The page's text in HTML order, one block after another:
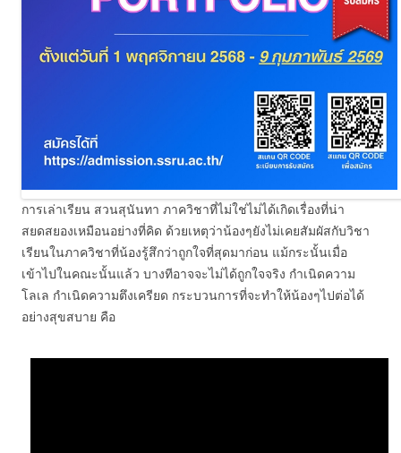
การเล่าเรียน สวนสุนันทา ภาควิชาที่ไม่ใช่ไม่ได้เกิดเรื่องที่น่า
สยดสยองเหมือนอย่างที่คิด ด้วยเหตุว่าน้องๆยังไม่เคยสัมผัสกับวิชา
เรียนในภาควิชาที่น้องรู้สึกว่าถูกใจที่สุดมาก่อน แม้กระนั้นเมื่อ
เข้าไปในคณะนั้นแล้ว บางทีอาจจะไม่ได้ถูกใจจริง กำเนิดความ
โลเล กำเนิดความตึงเครียด กระบวนการที่จะทำให้น้องๆไปต่อได้
อย่างสุขสบาย คือ